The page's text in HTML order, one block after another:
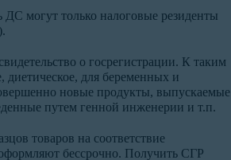
могут только налоговые резиденты
о госрегистрации. К таким
диетическое, для беременных и
новые продукты, выпускаемые
путем генной инженерии и т.п.
товаров на соответствие
бессрочно. Получить СГР